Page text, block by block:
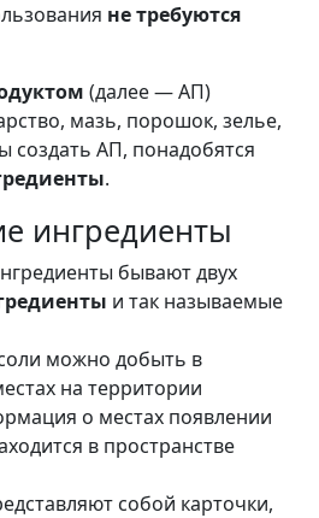
не требуются
(далее — АП)
мазь, порошок, зелье,
создать АП, понадобятся
.
ингредиенты
бывают двух
и так называемые
можно добыть в
на территории
о местах появлении
в пространстве
собой карточки,